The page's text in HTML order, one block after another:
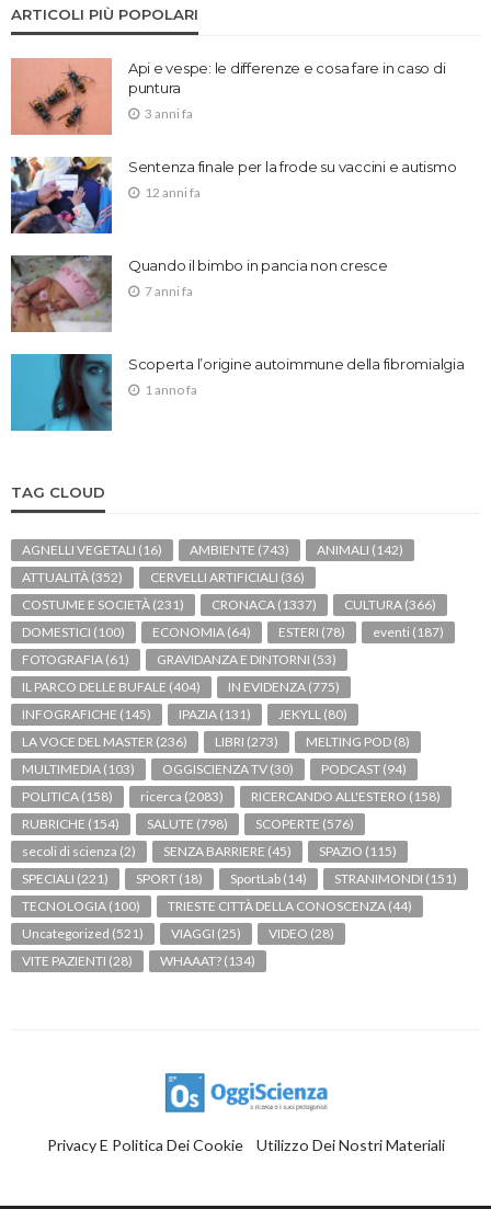
ARTICOLI PIÙ POPOLARI
Api e vespe: le differenze e cosa fare in caso di
puntura
3 anni fa
Sentenza finale per la frode su vaccini e autismo
12 anni fa
Quando il bimbo in pancia non cresce
7 anni fa
Scoperta l’origine autoimmune della fibromialgia
1 anno fa
TAG CLOUD
AGNELLI VEGETALI (16) AMBIENTE (743) ANIMALI (142)
ATTUALITÀ (352) CERVELLI ARTIFICIALI (36)
COSTUME E SOCIETÀ (231) CRONACA (1337) CULTURA (366)
DOMESTICI (100) ECONOMIA (64) ESTERI (78) eventi (187)
FOTOGRAFIA (61) GRAVIDANZA E DINTORNI (53)
IL PARCO DELLE BUFALE (404) IN EVIDENZA (775)
INFOGRAFICHE (145) IPAZIA (131) JEKYLL (80)
LA VOCE DEL MASTER (236) LIBRI (273) MELTING POD (8)
MULTIMEDIA (103) OGGISCIENZA TV (30) PODCAST (94)
POLITICA (158) ricerca (2083) RICERCANDO ALL'ESTERO (158)
RUBRICHE (154) SALUTE (798) SCOPERTE (576)
secoli di scienza (2) SENZA BARRIERE (45) SPAZIO (115)
SPECIALI (221) SPORT (18) SportLab (14) STRANIMONDI (151)
TECNOLOGIA (100) TRIESTE CITTÀ DELLA CONOSCENZA (44)
Uncategorized (521) VIAGGI (25) VIDEO (28)
VITE PAZIENTI (28) WHAAAT? (134)
Privacy E Politica Dei Cookie Utilizzo Dei Nostri Materiali